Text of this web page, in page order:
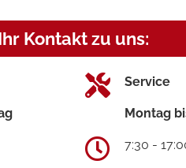
Kontakt zu uns:
Service
Montag
7:30 -